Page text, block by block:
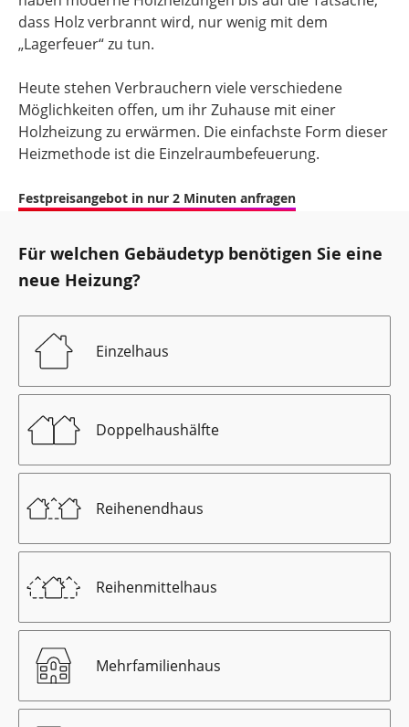
dass Holz verbrannt wird, nur wenig mit dem
„Lagerfeuer“ zu tun.
Heute stehen Verbrauchern viele verschiedene
Möglichkeiten offen, um ihr Zuhause mit einer
Holzheizung zu erwärmen. Die einfachste Form dieser
Heizmethode ist die Einzelraumbefeuerung.
Festpreisangebot in nur 2 Minuten anfragen
Für welchen Gebäudetyp benötigen Sie eine
neue Heizung?
Einzelhaus
Doppelhaushälfte
Reihenendhaus
Reihenmittelhaus
Mehrfamilienhaus